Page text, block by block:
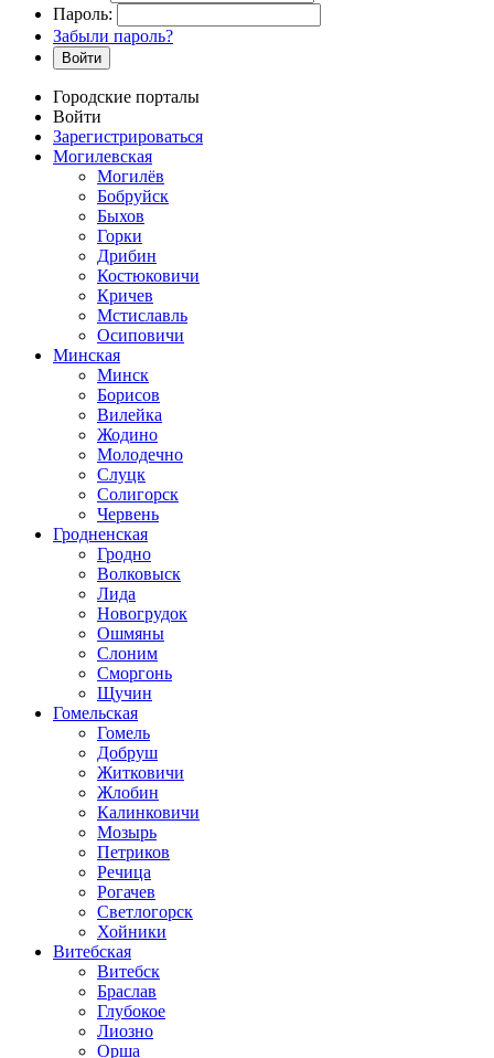
Пароль:
Забыли пароль?
Войти
Городские порталы
Войти
Зарегистрироваться
Могилевская
Могилёв
Бобруйск
Быхов
Горки
Дрибин
Костюковичи
Кричев
Мстиславль
Осиповичи
Минская
Минск
Борисов
Вилейка
Жодино
Молодечно
Слуцк
Солигорск
Червень
Гродненская
Гродно
Волковыск
Лида
Новогрудок
Ошмяны
Слоним
Сморгонь
Щучин
Гомельская
Гомель
Добруш
Житковичи
Жлобин
Калинковичи
Мозырь
Петриков
Речица
Рогачев
Светлогорск
Хойники
Витебская
Витебск
Браслав
Глубокое
Лиозно
Орша